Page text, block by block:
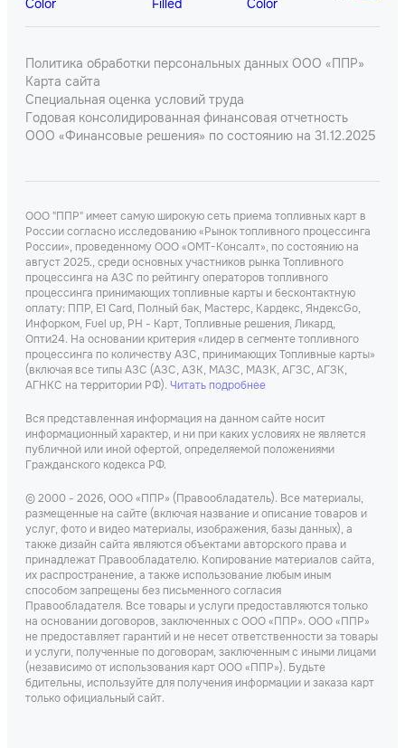
Политика обработки персональных данных ООО «ППР»
Карта сайта
Специальная оценка условий труда
Годовая консолидированная финансовая отчетность
ООО «Финансовые решения» по состоянию на 31.12.2025
ООО "ППР" имеет самую широкую сеть приема топливных карт в
России согласно исследованию «Рынок топливного процессинга
России», проведенному ООО «ОМТ-Консалт», по состоянию на
август 2025., среди основных участников рынка Топливного
процессинга на АЗС по рейтингу операторов топливного
процессинга принимающих топливные карты и бесконтактную
оплату: ППР, Е1 Card, Полный бак, Мастерс, Кардекс, ЯндексGo,
Инфорком, Fuel up, РН - Карт, Топливные решения, Ликард,
Опти24. На основании критерия «лидер в сегменте топливного
процессинга по количеству АЗС, принимающих Топливные карты»
(включая все типы АЗС (АЗС, АЗК, МАЗС, МАЗК, АГЗС, АГЗК,
АГНКС на территории РФ). Читать подробнее
Вся представленная информация на данном сайте носит
информационный характер, и ни при каких условиях не является
публичной или иной офертой, определяемой положениями
Гражданского кодекса РФ.
© 2000 - 2026, ООО «ППР» (Правообладатель). Все материалы,
размещенные на сайте (включая название и описание товаров и
услуг, фото и видео материалы, изображения, базы данных), а
также дизайн сайта являются объектами авторского права и
принадлежат Правообладателю. Копирование материалов сайта,
их распространение, а также использование любым иным
способом запрещены без письменного согласия
Правообладателя. Все товары и услуги предоставляются только
на основании договоров, заключенных с ООО «ППР». ООО «ППР»
не предоставляет гарантий и не несет ответственности за товары
и услуги, полученные по договорам, заключенным с иными лицами
(независимо от использования карт ООО «ППР»). Будьте
бдительны, используйте для получения информации и заказа карт
только официальный сайт.